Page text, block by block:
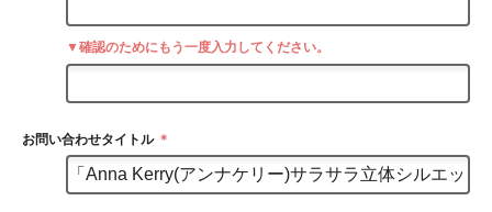
▼確認のためにもう一度入力してください。
お問い合わせタイトル ＊